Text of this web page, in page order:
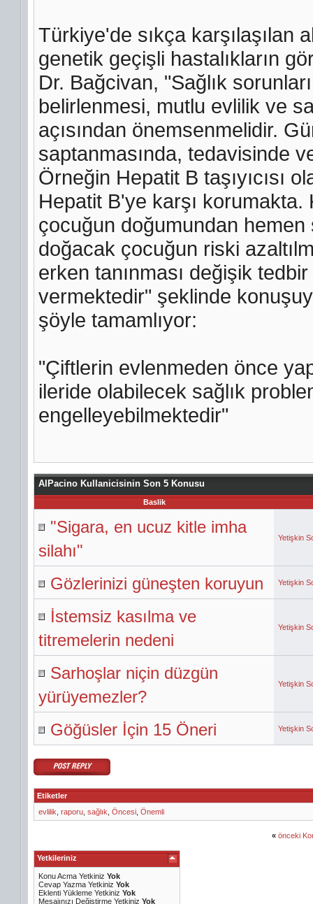
Türkiye'de sıkça karşılaşılan
genetik geçişli hastalıkların
Dr. Bağcivan, "Sağlık
belirlenmesi, mutlu evlilik ve
açısından önemsenmelidir.
saptanmasında, tedavisinde
Örneğin Hepatit B taşıyıcısı
Hepatit B'ye karşı korumakta.
çocuğun doğumundan
doğacak çocuğun riski
erken tanınması değişik
vermektedir" şeklinde
şöyle tamamlıyor:
"Çiftlerin evlenmeden önce
ileride olabilecek sağlık
engelleyebilmektedir"
AlPacino Kullanicisinin Son 5 Konusu
Baslik
"Sigara, en ucuz kitle imha
silahı"
Yetişkin
Gözlerinizi güneşten koruyun Yetişkin
İstemsiz kasılma ve
titremelerin nedeni
Yetişkin
Sarhoşlar niçin düzgün
yürüyemezler?
Yetişkin
Göğüsler İçin 15 Öneri Yetişkin
Etiketler
evlilik raporu sağlık Öncesi Önemli
« önceki
Yetkileriniz
Konu Acma Yetkiniz Yok
Cevap Yazma Yetkiniz Yok
Eklenti Yükleme Yetkiniz Yok
Mesajınızı Değiştirme Yetkiniz Yok